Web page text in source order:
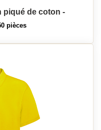
piqué de coton -
pièces